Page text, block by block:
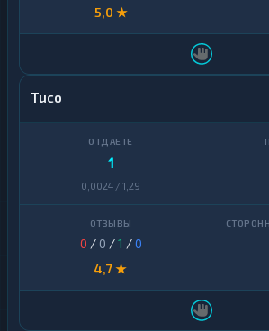
5,0 ★
Tuco
1
0,0024 / 1,29
0 / 0 /1 /0
4,7 ★